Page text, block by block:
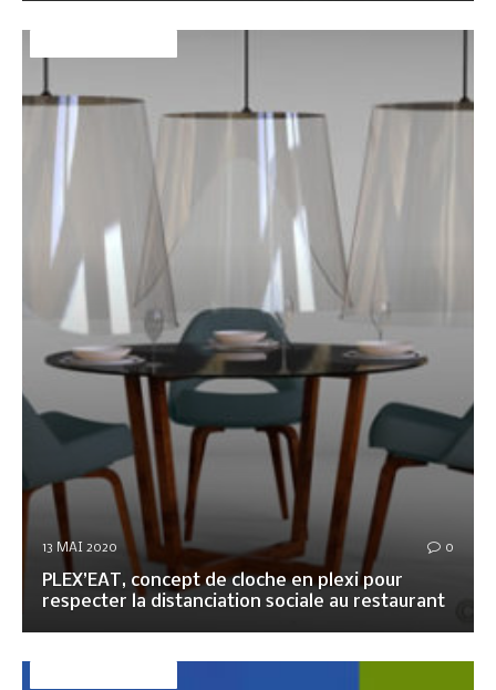
13 MAI 2020 0
PLEX’EAT, concept de cloche en plexi pour
respecter la distanciation sociale au restaurant